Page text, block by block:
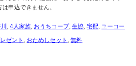
申込できません。
,4人家族 おうちコープ,生協 ,宅配 ユーコー
ゼント おためしセット ,無料